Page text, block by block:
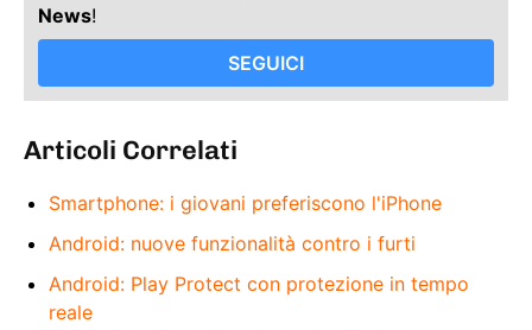
News!
SEGUICI
Articoli Correlati
Smartphone: i giovani preferiscono l'iPhone
Android: nuove funzionalità contro i furti
Android: Play Protect con protezione in tempo
reale